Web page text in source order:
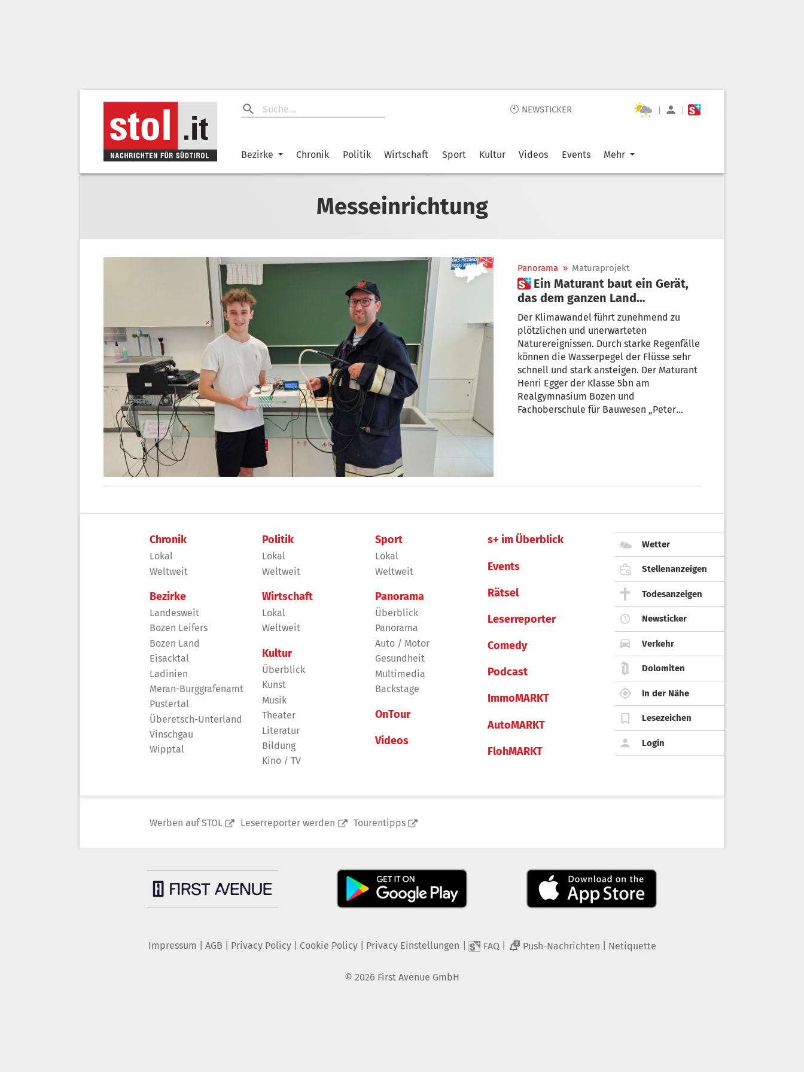
🕙 NEWSTICKER | |
Bezirke Chronik Politik Wirtschaft Sport Kultur Videos Events Mehr
Messeinrichtung
Panorama » Maturaprojekt
 Ein Maturant baut ein Gerät,
das dem ganzen Land
weiterhelfen kann
Der Klimawandel führt zunehmend zu
plötzlichen und unerwarteten
Naturereignissen. Durch starke Regenfälle
können die Wasserpegel der Flüsse sehr
schnell und stark ansteigen. Der Maturant
Henri Egger der Klasse 5bn am
Realgymnasium Bozen und
Fachoberschule für Bauwesen „Peter
Chronik
Lokal
Weltweit
Bezirke
Landesweit
Bozen Leifers
Bozen Land
Eisacktal
Ladinien
Meran-Burggrafenamt
Pustertal
Überetsch-Unterland
Vinschgau
Wipptal
Politik
Lokal
Weltweit
Wirtschaft
Lokal
Weltweit
Kultur
Überblick
Kunst
Musik
Theater
Literatur
Bildung
Kino / TV
Sport
Lokal
Weltweit
Panorama
Überblick
Panorama
Auto / Motor
Gesundheit
Multimedia
Backstage
OnTour
Videos
s+ im Überblick
Events
Rätsel
Leserreporter
Comedy
Podcast
ImmoMARKT
AutoMARKT
FlohMARKT
Wetter
Stellenanzeigen
Todesanzeigen
Newsticker
Verkehr
Dolomiten
In der Nähe
Lesezeichen
Login
Werben auf STOL Leserreporter werden Tourentipps
Impressum AGB Privacy Policy| Cookie Policy| Privacy Einstellungen FAQ 2 Push-Nachrichten Netiquette
© 2026 First Avenue GmbH